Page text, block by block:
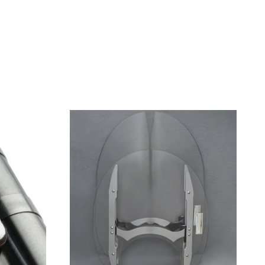
2019
2020
2022